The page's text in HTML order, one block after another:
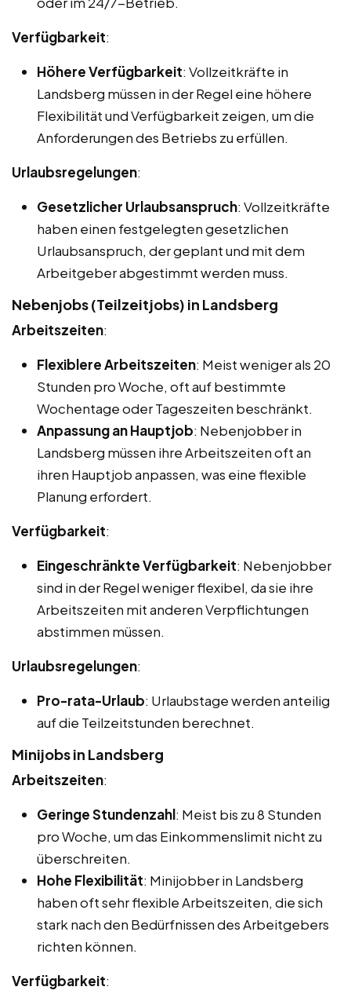
Verfügbarkeit:
Höhere Verfügbarkeit: Vollzeitkräfte in
Landsberg müssen in der Regel eine höhere
Flexibilität und Verfügbarkeit zeigen, um die
Anforderungen des Betriebs zu erfüllen.
Urlaubsregelungen:
Gesetzlicher Urlaubsanspruch: Vollzeitkräfte
haben einen festgelegten gesetzlichen
Urlaubsanspruch, der geplant und mit dem
Arbeitgeber abgestimmt werden muss.
Nebenjobs (Teilzeitjobs) in Landsberg
Arbeitszeiten:
Flexiblere Arbeitszeiten: Meist weniger als 20
Stunden pro Woche, oft auf bestimmte
Wochentage oder Tageszeiten beschränkt.
Anpassung an Hauptjob: Nebenjobber in
Landsberg müssen ihre Arbeitszeiten oft an
ihren Hauptjob anpassen, was eine flexible
Planung erfordert.
Verfügbarkeit:
Eingeschränkte Verfügbarkeit: Nebenjobber
sind in der Regel weniger flexibel, da sie ihre
Arbeitszeiten mit anderen Verpflichtungen
abstimmen müssen.
Urlaubsregelungen:
Pro-rata-Urlaub: Urlaubstage werden anteilig
auf die Teilzeitstunden berechnet.
Minijobs in Landsberg
Arbeitszeiten:
Geringe Stundenzahl: Meist bis zu 8 Stunden
pro Woche, um das Einkommenslimit nicht zu
überschreiten.
Hohe Flexibilität: Minijobber in Landsberg
haben oft sehr flexible Arbeitszeiten, die sich
stark nach den Bedürfnissen des Arbeitgebers
richten können.
Verfügbarkeit: